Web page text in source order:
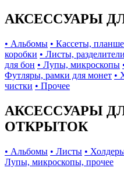
АКСЕССУАРЫ
• Альбомы • Кассеты,
коробки • Листы,
для бон • Лупы, микроскопы
Футляры, рамки для монет •
чистки • Прочее
АКСЕССУАРЫ
ОТКРЫТОК
• Альбомы • Листы •
Лупы, микроскопы, прочее